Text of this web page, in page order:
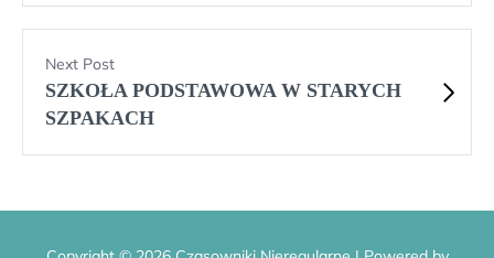
Next Post
SZKOŁA PODSTAWOWA W STARYCH
SZPAKACH